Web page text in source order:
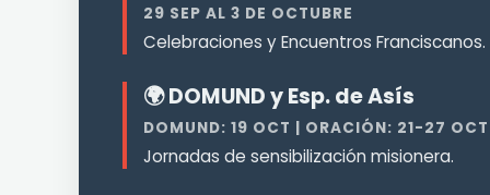
29 SEP AL 3 DE OCTUBRE
Celebraciones y Encuentros Franciscanos.
🌍 DOMUND y Esp. de Asís
DOMUND: 19 OCT | ORACIÓN: 21-27 OCT
Jornadas de sensibilización misionera.